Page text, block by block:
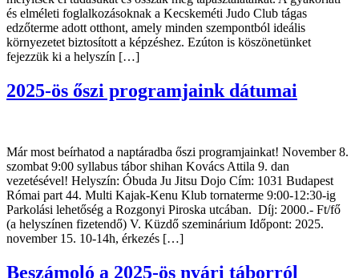
és elméleti foglalkozásoknak a Kecskeméti Judo Club tágas
edzőterme adott otthont, amely minden szempontból ideális
környezetet biztosított a képzéshez. Ezúton is köszönetünket
fejezzük ki a helyszín […]
2025-ös őszi programjaink dátumai
Már most beírhatod a naptáradba őszi programjainkat! November 8.
szombat 9:00 syllabus tábor shihan Kovács Attila 9. dan
vezetésével! Helyszín: Óbuda Ju Jitsu Dojo Cím: 1031 Budapest
Római part 44. Multi Kajak-Kenu Klub tornaterme 9:00-12:30-ig
Parkolási lehetőség a Rozgonyi Piroska utcában. Díj: 2000.- Ft/fő
(a helyszínen fizetendő) V. Küzdő szeminárium Időpont: 2025.
november 15. 10-14h, érkezés […]
Beszámoló a 2025-ös nyári táborról